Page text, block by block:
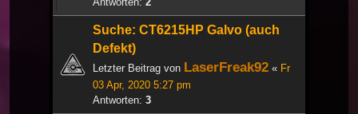
Suche: CT6215HP Galvo (auch
Defekt)
Letzter Beitrag von LaserFreak92 « Fr
03 Apr, 2020 5:27 pm
Antworten: 3